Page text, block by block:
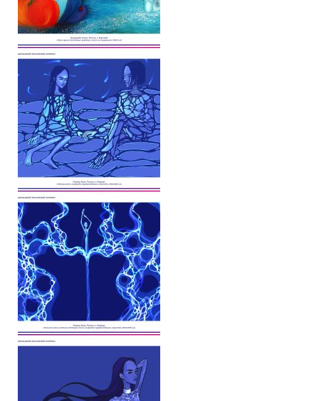
✔️ Заказать Семинар
✔️ Заказать книги/журналы
Международный научно-исследовательский Центр, им. Е.П.
Международное теософское издательство «Альбатрос»
Межрегиональные теософские семинары России. Теософский
Международный Теософский Конгресс
Международный художественный Конкурс, посвященный Елене
Международный поэтический Конкурс «Елене Петровне
Международный музыкальный Конкурс, посвященный Елене
Выставка «Книжная экспедиция»
Авторское кино Олега Мартынова
Конкурс городов России на право проведения
Памятник Е.П. Блаватской
Олимпиада культуры под Знаменем Мира